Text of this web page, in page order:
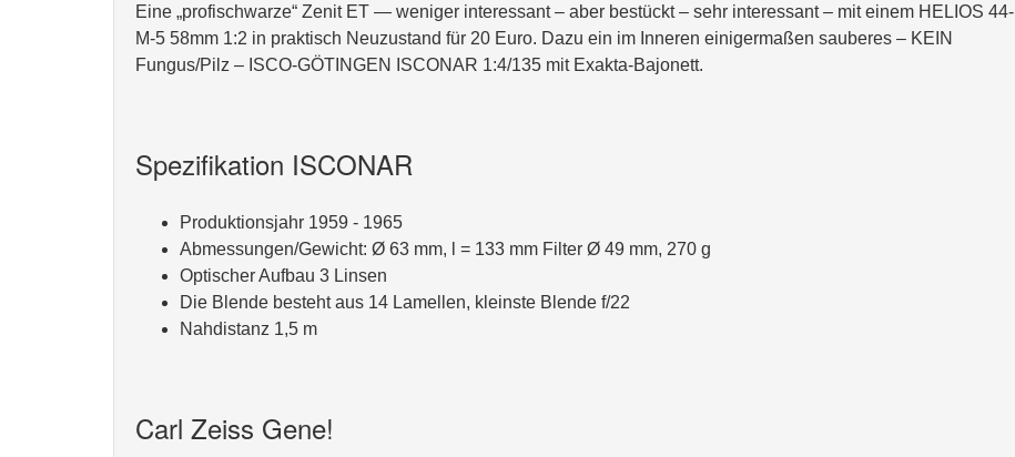
Eine „profischwarze“ Zenit ET — weniger interessant – aber bestückt – sehr interessant – mit einem HELIOS 44-
M-5 58mm 1:2 in praktisch Neuzustand für 20 Euro. Dazu ein im Inneren einigermaßen sauberes – KEIN
Fungus/Pilz – ISCO-GÖTINGEN ISCONAR 1:4/135 mit Exakta-Bajonett.
Spezifikation ISCONAR
Produktionsjahr 1959 - 1965
Abmessungen/Gewicht: Ø 63 mm, l = 133 mm Filter Ø 49 mm, 270 g
Optischer Aufbau 3 Linsen
Die Blende besteht aus 14 Lamellen, kleinste Blende f/22
Nahdistanz 1,5 m
Carl Zeiss Gene!